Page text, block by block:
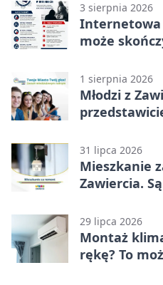
3 sierpnia 2026
Internetowa
może
1 sierpnia 2026
Młodzi z
31 lipca 2026
Mieszkanie
Zawiercia.
29 lipca 2026
Montaż
rękę? To